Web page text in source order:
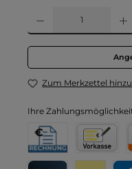
Produkt Anzahl: Gib den
Zum Merkzettel
Ihre